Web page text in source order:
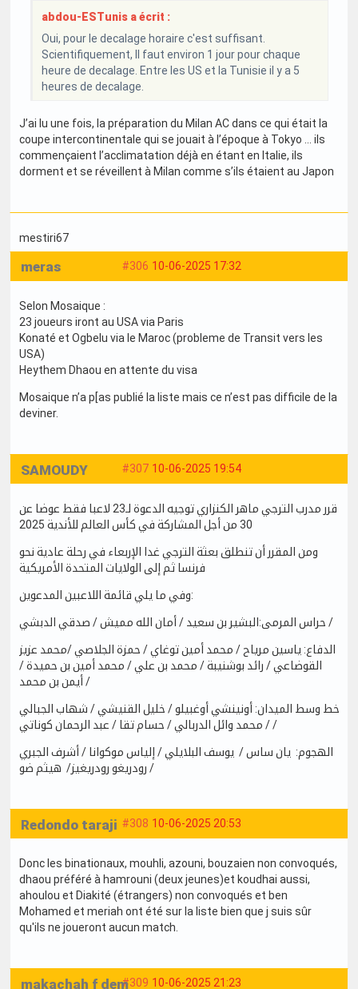
abdou-ESTunis a écrit :
Oui, pour le decalage horaire c'est suffisant.
Scientifiquement, Il faut environ 1 jour pour chaque
heure de decalage. Entre les US et la Tunisie il y a 5
heures de decalage.
J’ai lu une fois, la préparation du Milan AC dans ce qui était la
coupe intercontinentale qui se jouait à l’époque à Tokyo … ils
commençaient l’acclimatation déjà en étant en Italie, ils
dorment et se réveillent à Milan comme s’ils étaient au Japon
mestiri67
#306 10-06-2025 17:32
meras
Selon Mosaique :
23 joueurs iront au USA via Paris
Konaté et Ogbelu via le Maroc (probleme de Transit vers les
USA)
Heythem Dhaou en attente du visa
Mosaique n’a p[as publié la liste mais ce n’est pas difficile de la
deviner.
#307 10-06-2025 19:54
SAMOUDY
قرر مدرب الترجي ماهر الكنزاري توجيه الدعوة لـ23 لاعبا فقط عوضا عن
30 من أجل المشاركة في كأس العالم للأندية 2025
ومن المقرر أن تنطلق بعثة الترجي غدا الإربعاء في رحلة عادية نحو
وفي ما يلي قائمة اللاعبين المدعوين:
حراس المرمى:البشير بن سعيد / أمان الله مميش / صدقي الدبشي /
الدفاع: ياسين مرياح / محمد أمين توغاي / حمزة الجلاصي /محمد عزيز
القوضاعي / رائد بوشنيبة / محمد بن علي / محمد أمين بن حميدة /
أيمن بن محمد /
خط وسط الميدان: أونينشي أوغبيلو / خليل القنيشي / شهاب الجبالي
/ محمد وائل الدربالي / حسام تقا / عبد الرحمان كوناتي /
الهجوم: يان ساس / يوسف البلايلي / إلياس موكوانا / أشرف الجبري
/ رودريغو رودريغيز/ هيثم ضو
#308 10-06-2025 20:53
Redondo taraji
Donc les binationaux, mouhli, azouni, bouzaien non convoqués,
dhaou préféré à hamrouni (deux jeunes)et koudhai aussi,
ahoulou et Diakité (étrangers) non convoqués et ben
Mohamed et meriah ont été sur la liste bien que j suis sûr
qu'ils ne joueront aucun match.
#309 10-06-2025 21:23
makachah f dem